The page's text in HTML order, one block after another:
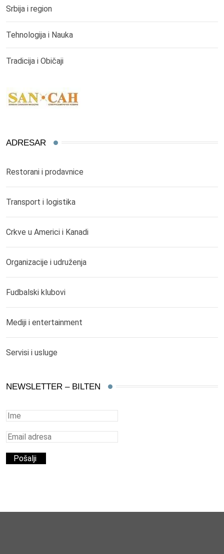
Srbija i region
Tehnologija i Nauka
Tradicija i Običaji
ADRESAR
Restorani i prodavnice
Transport i logistika
Crkve u Americi i Kanadi
Organizacije i udruženja
Fudbalski klubovi
Mediji i entertainment
Servisi i usluge
NEWSLETTER – BILTEN